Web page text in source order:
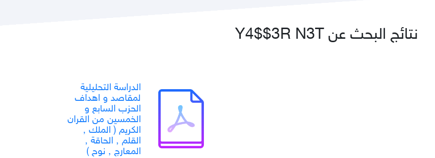
نتائج البحث عن Y4$$3R N3T
الدراسة التحليلية
لمقاصد و اهداف
الحزب السابع و
الخمسين من القران
الكريم ( الملك ,
القلم , الحاقة ,
المعارج , نوح )